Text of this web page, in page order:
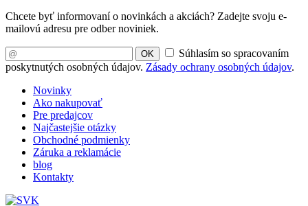
Chcete byť informovaní o novinkách a akciách? Zadejte svoju e-
mailovú adresu pre odber noviniek.
OK
Súhlasím so spracovaním
poskytnutých osobných údajov. Zásady ochrany osobných údajov.
Novinky
Ako nakupovať
Pre predajcov
Najčastejšie otázky
Obchodné podmienky
Záruka a reklamácie
blog
Kontakty